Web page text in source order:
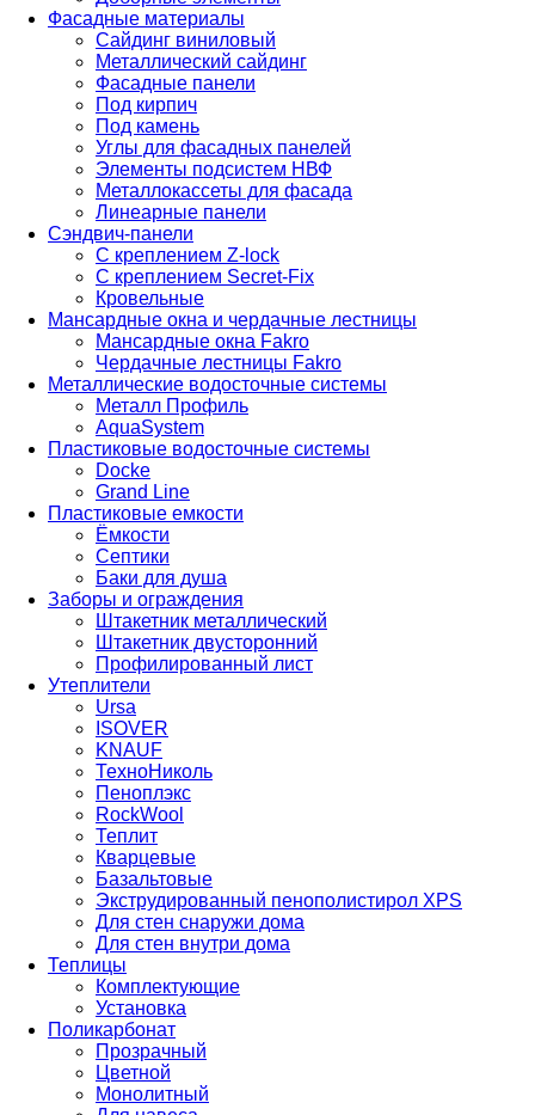
Фасадные материалы
Сайдинг виниловый
Металлический сайдинг
Фасадные панели
Под кирпич
Под камень
Углы для фасадных панелей
Элементы подсистем НВФ
Металлокассеты для фасада
Линеарные панели
Сэндвич-панели
С креплением Z-lock
С креплением Secret-Fix
Кровельные
Мансардные окна и чердачные лестницы
Мансардные окна Fakro
Чердачные лестницы Fakro
Металлические водосточные системы
Металл Профиль
AquaSystem
Пластиковые водосточные системы
Docke
Grand Line
Пластиковые емкости
Ёмкости
Септики
Баки для душа
Заборы и ограждения
Штакетник металлический
Штакетник двусторонний
Профилированный лист
Утеплители
Ursa
ISOVER
KNAUF
ТехноНиколь
Пеноплэкс
RockWool
Теплит
Кварцевые
Базальтовые
Экструдированный пенополистирол XPS
Для стен снаружи дома
Для стен внутри дома
Теплицы
Комплектующие
Установка
Поликарбонат
Прозрачный
Цветной
Монолитный